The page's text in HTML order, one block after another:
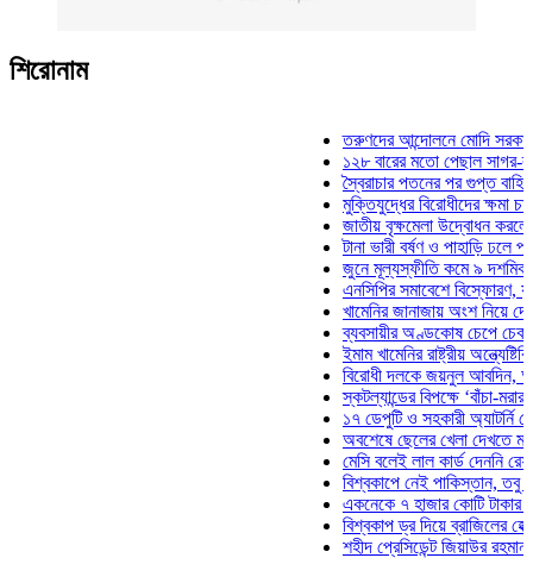
শিরোনাম
তরুণদের আন্দোলনে মোদি সরকার
১২৮ বারের মতো পেছাল সাগর-রুনি
স্বৈরাচার পতনের পর গুপ্ত বাহিনীর
মুক্তিযুদ্ধের বিরোধীদের ক্ষমা চাইতে
জাতীয় বৃক্ষমেলা উদ্বোধন করলেন
টানা ভারী বর্ষণ ও পাহাড়ি ঢলে
জুনে মূল্যস্ফীতি কমে ৯ দশমিক ১৬
এনসিপির সমাবেশে বিস্ফোরণ,
খামেনির জানাজায় অংশ নিয়ে দেশে
ব্যবসায়ীর অণ্ডকোষ চেপে চেক-
ইমাম খামেনির রাষ্ট্রীয়
বিরোধী দলকে জয়নুল আবদিন,
স্কটল্যান্ডের বিপক্ষে ‘বাঁচা-মরার
১৭ ডেপুটি ও সহকারী অ্যাটর্নি
অবশেষে ছেলের খেলা দেখতে মাঠে
মেসি বলেই লাল কার্ড দেননি রেফারি!
বিশ্বকাপে নেই পাকিস্তান, তবু
একনেকে ৭ হাজার কোটি টাকার ৫
বিশ্বকাপ ড্র দিয়ে ব্রাজিলের হেক্সা
শহীদ প্রেসিডেন্ট জিয়াউর রহমান